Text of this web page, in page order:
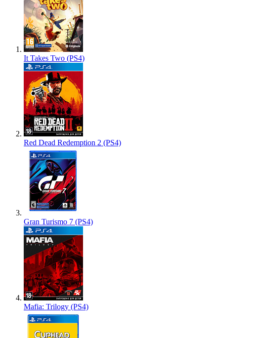
It Takes Two (PS4)
Red Dead Redemption 2 (PS4)
Gran Turismo 7 (PS4)
Mafia: Trilogy (PS4)